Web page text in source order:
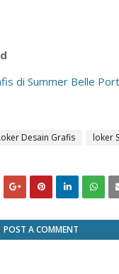
di Summer Belle
Desain Grafis loker
POST A COMMENT